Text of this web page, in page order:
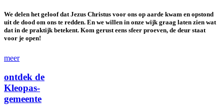
We delen het geloof dat Jezus Christus voor ons op aarde kwam en opstond
uit de dood om ons te redden. En we willen in onze wijk graag laten zien wat
dat in de praktijk betekent. Kom gerust eens sfeer proeven, de deur staat
voor je open!
meer
ontdek de
Kleopas-
gemeente